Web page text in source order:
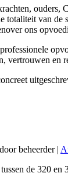
van
ons
vertrouwen en
beheerder|
de 320 en